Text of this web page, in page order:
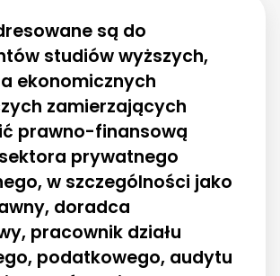
są do
studiów wyższych,
ekonomicznych
zamierzających
prawno-finansową
prywatnego
w szczególności jako
doradca
pracownik działu
podatkowego, audytu